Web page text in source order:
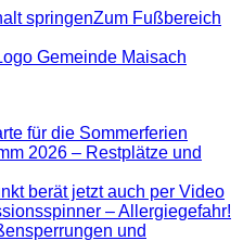
springenZum Fußbereich
für die Sommerferien
2026 – Restplätze und
berät jetzt auch per Video
– Allergiegefahr!
und